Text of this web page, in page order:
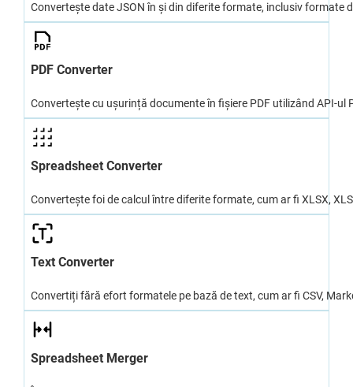
Convertește date JSON în și din diferite formate, inclusiv formate
PDF Converter
Convertește cu ușurință documente în fișiere PDF utilizând API-ul
Spreadsheet Converter
Convertește foi de calcul între diferite formate, cum ar fi XLSX,
Text Converter
Convertiți fără efort formatele pe bază de text, cum ar fi CSV,
Spreadsheet Merger